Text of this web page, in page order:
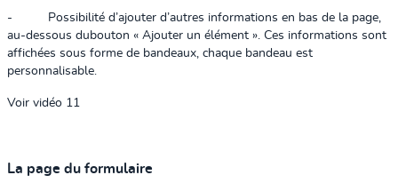
-
Possibilité d’ajouter d’autres informations en bas de la page,
au-dessous dubouton « Ajouter un élément ». Ces informations sont
affichées sous forme de bandeaux, chaque bandeau est
personnalisable.
Voir vidéo 11
La page du formulaire